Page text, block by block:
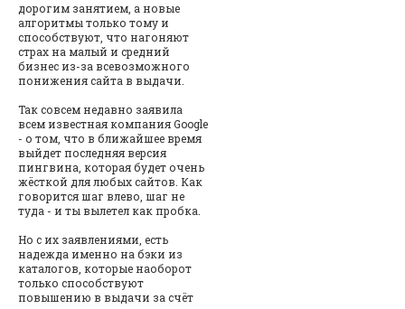
дорогим занятием, а новые
алгоритмы только тому и
способствуют, что нагоняют
страх на малый и средний
бизнес из-за всевозможного
понижения сайта в выдачи.
Так совсем недавно заявила
всем известная компания Google
- о том, что в ближайшее время
выйдет последняя версия
пингвина, которая будет очень
жёсткой для любых сайтов. Как
говорится шаг влево, шаг не
туда - и ты вылетел как пробка.
Но с их заявлениями, есть
надежда именно на бэки из
каталогов, которые наоборот
только способствуют
повышению в выдачи за счёт